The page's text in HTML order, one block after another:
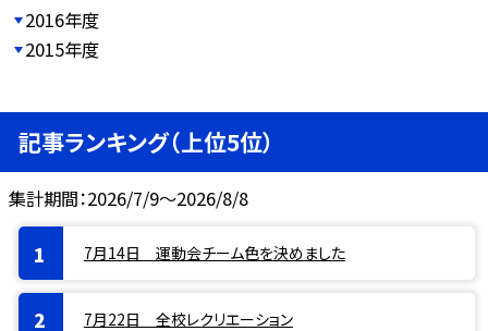
2016年度
2015年度
記事ランキング（上位5位）
集計期間：2026/7/9～2026/8/8
7月14日 運動会チーム色を決めました
7月22日 全校レクリエーション